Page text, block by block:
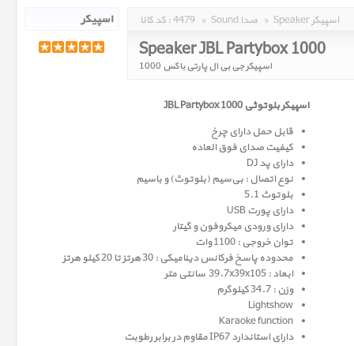
کد کالا : 4479 » Sound صدا » Speaker اسپیکر
Speaker JBL Partybox 1000
اسپیکر جی بی ال پارتی باکس 1000
اسپیکر بلوتوثی JBL Partybox 1000
قابل حمل دارای چرخ
کیفیت صدای فوق العاده
دارای پد DJ
نوع اتصال : بی‌سیم (بلوتوث) و باسیم
بلوتوث 5.1
دارای پورت USB
دارای ورودی میکروفون و گیتار
توان خروجی : 1100 وات
محدوده پاسخ فرکانس دینامیکی : 30 هرتز تا 20 کیلو هرتز
ابعاد : 39.7x39x105 سانتی متر
وزن : 34.7 کیلوگرم
Lightshow
Karaoke function
دارای استاندارد IP67 مقاوم در برابر رطوبت